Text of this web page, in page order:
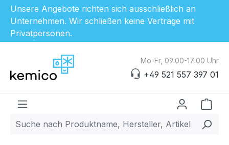
Unsere Angebote richten sich ausschließlich an
Unternehmen. Wir schließen keine Verträge mit
Privatpersonen.
Zum Hauptinhalt springen
Mo-Fr, 09:00-17:00 Uhr
+49 521 557 397 01